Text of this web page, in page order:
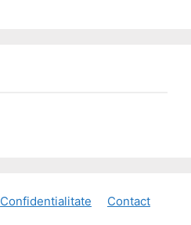
Confidentialitate
Contact